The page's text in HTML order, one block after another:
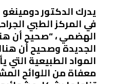
يدرك الدكتور دومينغو
في المركز الطبي
الهضمي ، “صحيح أن
الجديدة وصحيح أن
المواد الطبيعية
معفاة من اللوائح